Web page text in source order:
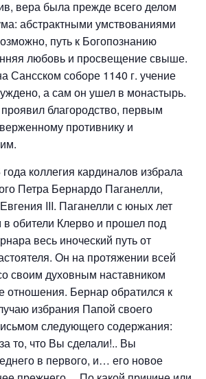
вера была прежде всего делом
абстрактными умствованиями
путь к Богопознанию
любовь и просвещение свыше.
Сансском соборе 1140 г. учение
а сам он ушел в монастырь.
благородство, первым
противнику и
коллегия кардиналов избрала
Петра Бернардо Паганелли,
III. Паганелли с юных лет
обители Клерво и прошел под
весь иноческий путь от
Он на протяжении всей
своим духовным наставником
отношения. Бернар обратился к
избрания Папой своего
следующего содержания:
то, что Вы сделали!.. Вы
в первого, и… его новое